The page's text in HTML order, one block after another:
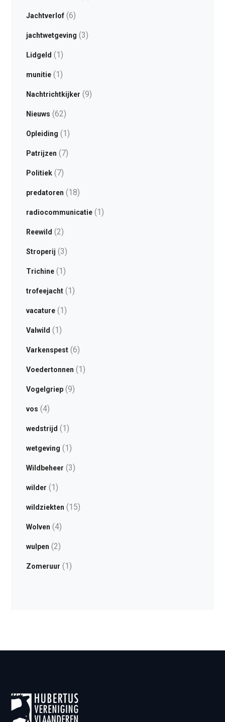
Jachtverlof(6)
jachtwetgeving (3)
Lidgeld (1)
munitie(1)
Nachtrichtkijker (9)
Nieuws (62)
Opleiding (1)
Patrijzen (7)
Politiek(7)
predatoren (18)
radiocommunicatie(1)
Reewild (2)
Stroperij (3)
Trichine(1)
trofeejacht(1)
vacature(1)
Valwild (1)
Varkenspest(6)
Voedertonnen (1)
Vogelgriep(9)
vos (4)
wedstrijd (1)
wetgeving (1)
Wildbeheer (3)
wilder (1)
wildziekten (15)
Wolven (4)
wulpen (2)
Zomeruur (1)